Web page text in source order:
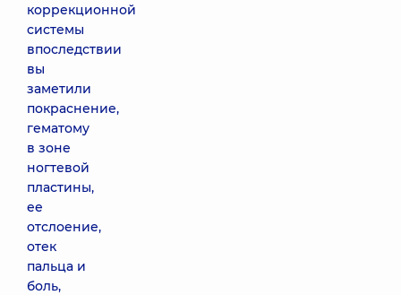
коррекционной
системы
впоследствии
вы
заметили
покраснение,
гематому
в зоне
ногтевой
пластины,
ее
отслоение,
отек
пальца и
боль,